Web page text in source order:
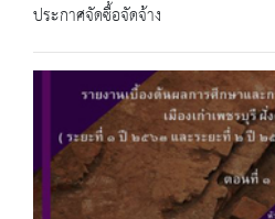
ประกาศจัดซื้อจัดจ้าง